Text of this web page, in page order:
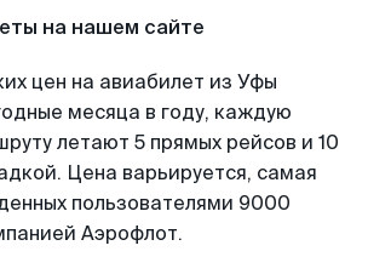
на нашем сайте
цен на авиабилет из Уфы
месяца в году, каждую
летают 5 прямых рейсов и 10
Цена варьируется, самая
пользователями 9000
Аэрофлот.